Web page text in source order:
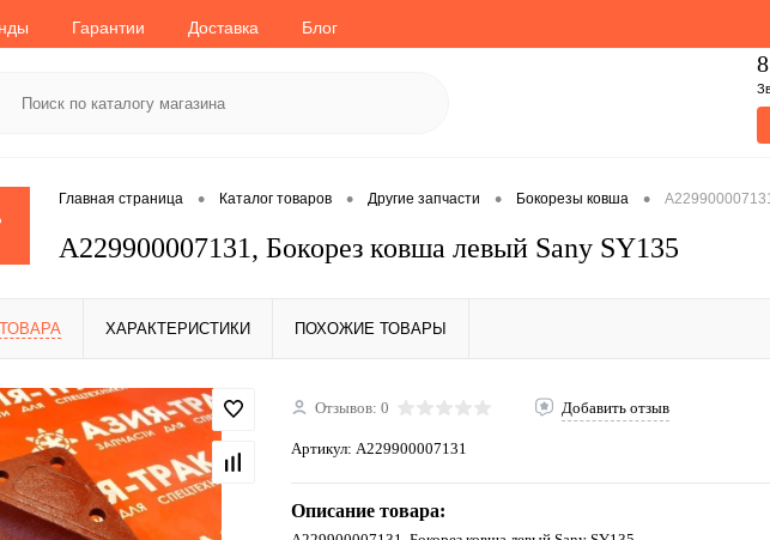
Гарантии Доставка Блог
Главная страница • Каталог товаров • Другие запчасти • Бокорезы ковша •
A229900007131, Бокорез ковша левый Sany SY135
ХАРАКТЕРИСТИКИ ПОХОЖИЕ ТОВАРЫ
Отзывов: 0 Добавить отзыв
Артикул: A229900007131
Описание товара: